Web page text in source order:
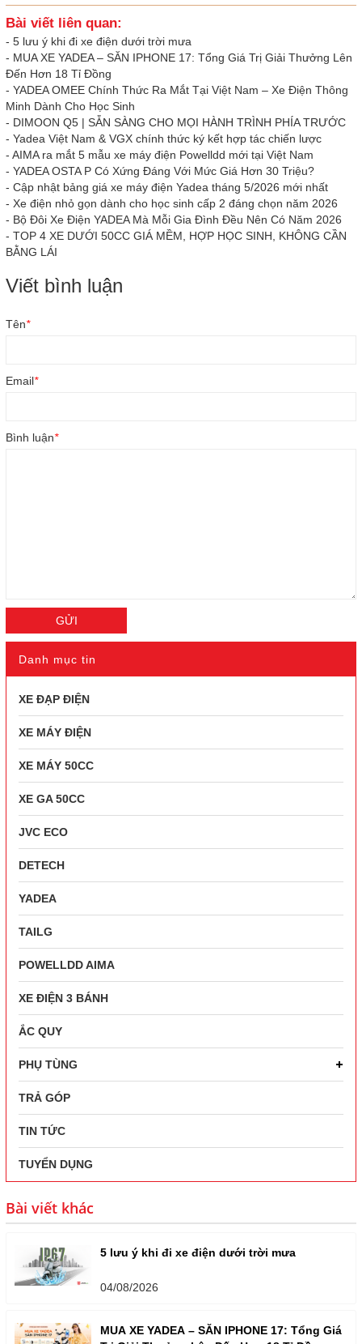
Bài viết liên quan:
- 5 lưu ý khi đi xe điện dưới trời mưa
- MUA XE YADEA – SĂN IPHONE 17: Tổng Giá Trị Giải Thưởng Lên
Đến Hơn 18 Tỉ Đồng
- YADEA OMEE Chính Thức Ra Mắt Tại Việt Nam – Xe Điện Thông
Minh Dành Cho Học Sinh
- DIMOON Q5 | SẴN SÀNG CHO MỌI HÀNH TRÌNH PHÍA TRƯỚC
- Yadea Việt Nam & VGX chính thức ký kết hợp tác chiến lược
- AIMA ra mắt 5 mẫu xe máy điện Powelldd mới tại Việt Nam
- YADEA OSTA P Có Xứng Đáng Với Mức Giá Hơn 30 Triệu?
- Cập nhật bảng giá xe máy điện Yadea tháng 5/2026 mới nhất
- Xe điện nhỏ gọn dành cho học sinh cấp 2 đáng chọn năm 2026
- Bộ Đôi Xe Điện YADEA Mà Mỗi Gia Đình Đều Nên Có Năm 2026
- TOP 4 XE DƯỚI 50CC GIÁ MỀM, HỢP HỌC SINH, KHÔNG CẦN
BẰNG LÁI
Viết bình luận
Tên*
Email*
Bình luận*
GỬI
Danh mục tin
XE ĐẠP ĐIỆN
XE MÁY ĐIỆN
XE MÁY 50CC
XE GA 50CC
JVC ECO
DETECH
YADEA
TAILG
POWELLDD AIMA
XE ĐIỆN 3 BÁNH
ẮC QUY
PHỤ TÙNG
TRẢ GÓP
TIN TỨC
TUYỂN DỤNG
Bài viết khác
5 lưu ý khi đi xe điện dưới trời mưa
04/08/2026
MUA XE YADEA – SĂN IPHONE 17: Tổng Giá